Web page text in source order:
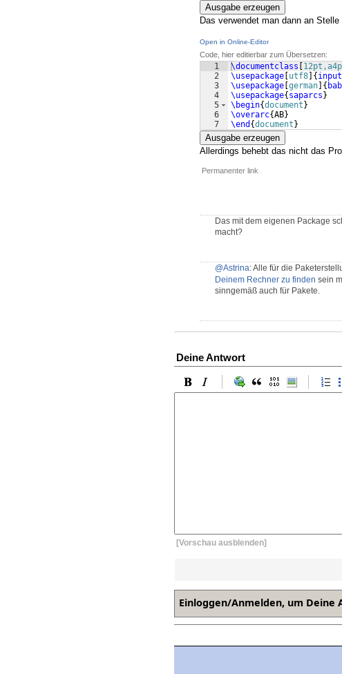
Ausgabe erzeugen
Das verwendet man dann an Stelle
Open in Online-Editor
Code, hier editierbar zum Übersetzen:
1
2
3
4
5
6
7
\documentclass
\usepackage utf8 {
\usepackage german {
\usepackage{ saparcs }
\begin{document }
\overarc{AB}
\end {document }
Ausgabe erzeugen
Allerdings behebt das nicht das
Permanenter link
Das mit dem eigenen Package
macht?
@Astrina: Alle für die
Deinem Rechner zu finden sein
sinngemäß auch für Pakete.
Deine Antwort
[Vorschau ausblenden]